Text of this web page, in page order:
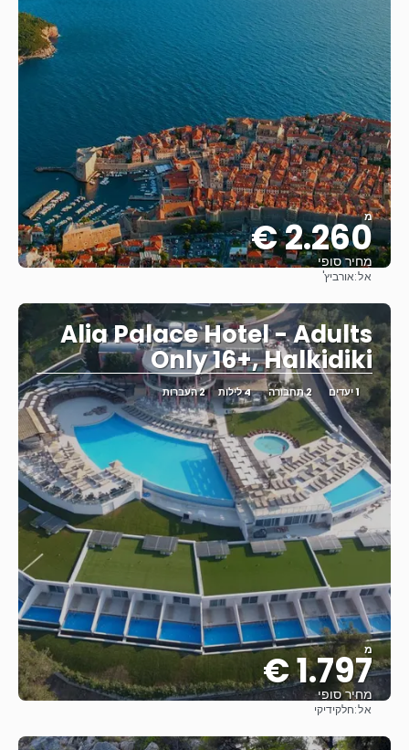
מ
2.260 €
מחיר סופי
אל:אורביץ'
Alia Palace Hotel - Adults
Only 16+, Halkidiki
1 יעדים 2 תחבורה 4 לילות 2 העברות
מ
1.797 €
מחיר סופי
אל:חלקידיקי